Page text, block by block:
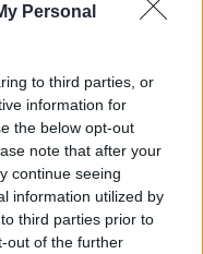
Personal
to third parties, or
information for
the below opt-out
note that after your
continue seeing
information utilized by
third parties prior to
out of the further
μεταφορές
σε φόρο